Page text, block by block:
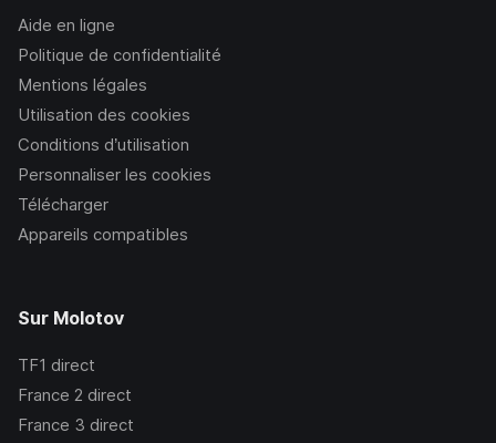
Aide en ligne
Politique de confidentialité
Mentions légales
Utilisation des cookies
Conditions d’utilisation
Personnaliser les cookies
Télécharger
Appareils compatibles
Sur Molotov
TF1 direct
France 2 direct
France 3 direct